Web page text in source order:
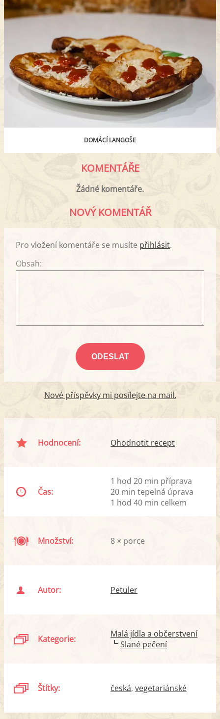
DOMÁCÍ LANGOŠE
KOMENTÁŘE
Žádné komentáře.
NOVÝ KOMENTÁŘ
Pro vložení komentáře se musíte přihlásit.
Obsah:
Nové příspěvky mi posílejte na mail.
Hodnocení: Ohodnotit recept
Čas:
1 hod 20 min příprava
20 min tepelná úprava
1 hod 40 min celkem
Množství: 8 × porce
Autor: Petuler
Kategorie:
Malá jídla a občerstvení
Slané pečení
Štítky: česká vegetariánské